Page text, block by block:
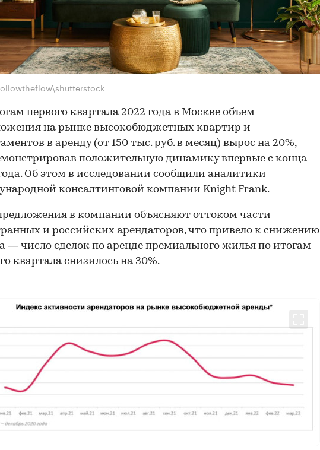
первого квартала 2022 года в Москве объем
на рынке высокобюджетных квартир и
в аренду (от 150 тыс. руб. в месяц) вырос на 20%,
положительную динамику впервые с конца
Об этом в исследовании сообщили аналитики
консалтинговой компании Knight Frank.
в компании объясняют оттоком части
и российских арендаторов, что привело к снижению
— число сделок по аренде премиального жилья по итогам
квартала снизилось на 30%.